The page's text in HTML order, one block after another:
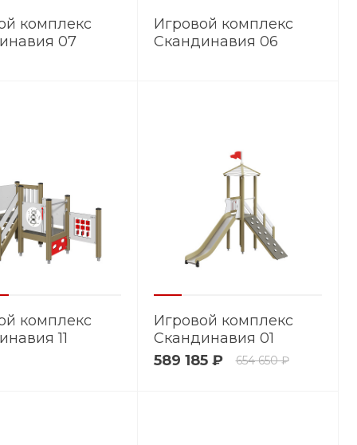
комплекс
07
Игровой комплекс
Скандинавия 06
комплекс
11
Игровой комплекс
Скандинавия 01
589 185 ₽
654 650 ₽